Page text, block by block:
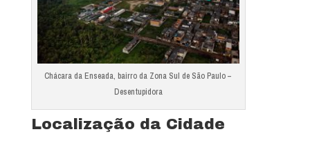
Chácara da Enseada, bairro da Zona Sul de São Paulo –
Desentupidora
Localização da Cidade